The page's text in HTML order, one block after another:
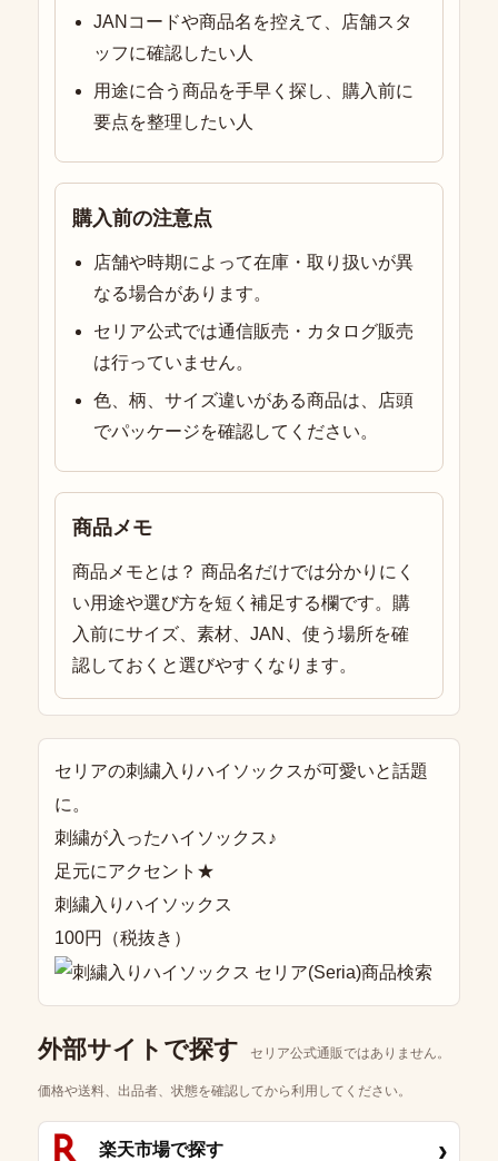
JANコードや商品名を控えて、店舗スタ
ッフに確認したい人
用途に合う商品を手早く探し、購入前に
要点を整理したい人
購入前の注意点
店舗や時期によって在庫・取り扱いが異
なる場合があります。
セリア公式では通信販売・カタログ販売
は行っていません。
色、柄、サイズ違いがある商品は、店頭
でパッケージを確認してください。
商品メモ
商品メモとは？ 商品名だけでは分かりにく
い用途や選び方を短く補足する欄です。購
入前にサイズ、素材、JAN、使う場所を確
認しておくと選びやすくなります。
セリアの刺繍入りハイソックスが可愛いと話題
に。
刺繍が入ったハイソックス♪
足元にアクセント★
刺繍入りハイソックス
100円（税抜き）
外部サイトで探す セリア公式通販ではありません。
価格や送料、出品者、状態を確認してから利用してください。
楽天市場で探す ›